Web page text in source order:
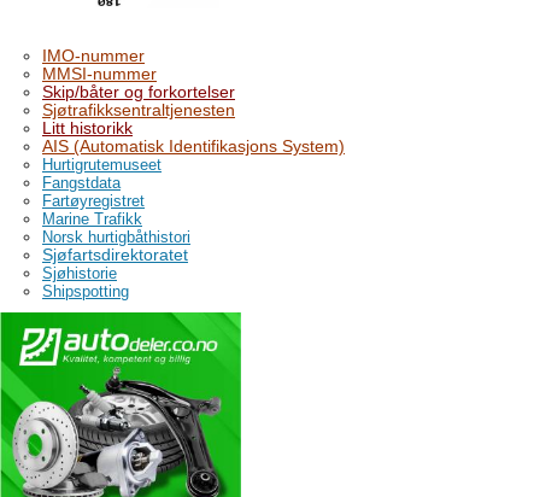
IMO-nummer
MMSI-nummer
Skip/båter og forkortelser
Sjøtrafikksentraltjenesten
Litt historikk
AIS (Automatisk Identifikasjons System)
Hurtigrutemuseet
Fangstdata
Fartøyregistret
Marine Trafikk
Norsk hurtigbåthistori
Sjøfartsdirektoratet
Sjøhistorie
Shipspotting